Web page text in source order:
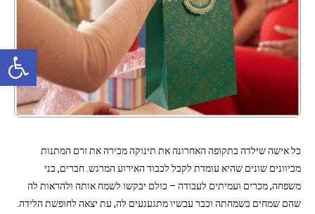
פתח סרגל נגישות
כל אישה שילדה בתקופה האחרונה את תינוקה מכירה את זרם המתנות
מכיוונים שונים שהיא עומדת לקבל לכבוד האירוע המרגש. חברים, בני
משפחה, מכרים ועמיתים לעבודה – כולם יבקשו לשמח אותה ולהראות לה
שהם שמחים בשמחתה וכבר עכשיו מתגעגעים לה, עת יצאה לחופשת הלידה.